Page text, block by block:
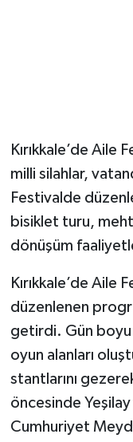
Kırıkkale’de Aile
milli silahlar,
Festivalde
bisiklet turu,
dönüşüm
Kırıkkale’de Aile
düzenlenen
getirdi. Gün boyu
oyun alanları
stantlarını
öncesinde
Cumhuriyet